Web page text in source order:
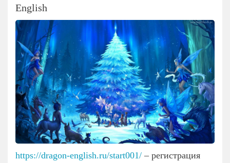
English
https://dragon-english.ru/start001/ – регистрация